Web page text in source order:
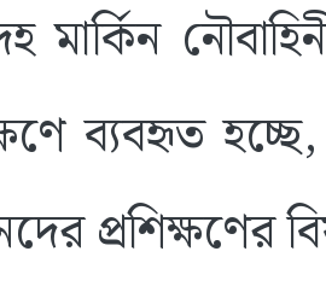
মার্কিন
ব্যবহৃত
প্রশিক্ষণের